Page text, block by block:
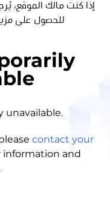
إذا كنت مالك الموقع،
للحصول على
unavailable.
contact your
information and